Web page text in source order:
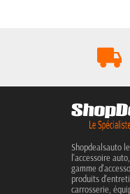
Shopdealsauto
l'accessoire
gamme
produits
carrosserie,